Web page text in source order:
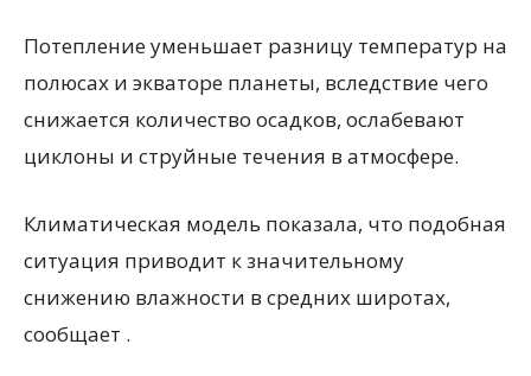
Потепление уменьшает разницу температур на
полюсах и экваторе планеты, вследствие чего
снижается количество осадков, ослабевают
циклоны и струйные течения в атмосфере.
Климатическая модель показала, что подобная
ситуация приводит к значительному
снижению влажности в средних широтах,
сообщает .